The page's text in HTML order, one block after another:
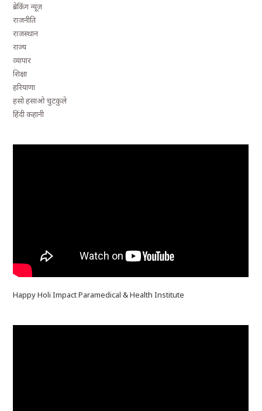
ब्रेकिंग न्यूज़
राजनीति
राजस्थान
राज्य
व्यापार
शिक्षा
हरियाणा
हसो हसाओ चुटकुले
हिंदी कहानी
Happy Holi Impact Paramedical & Health Institute